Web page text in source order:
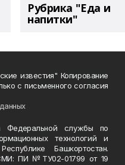
Рубрика "Еда и
напитки"
известия" Копирование
с письменного согласия
Федеральной службы по
технологий и
Башкортостан.
ПИ №ТУ02-01799 от 19